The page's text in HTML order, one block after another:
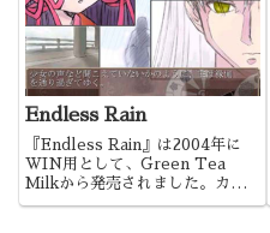
Endless Rain
『Endless Rain』は2004年に
WIN用として、Green Tea
Milkから発売されました。カッ
トインが豊富な作品でしたね。